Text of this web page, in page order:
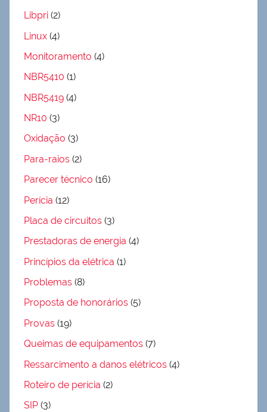
Libpri (2)
Linux (4)
Monitoramento (4)
NBR5410 (1)
NBR5419 (4)
NR10 (3)
Oxidação (3)
Para-raios (2)
Parecer técnico (16)
Perícia (12)
Placa de circuitos (3)
Prestadoras de energia (4)
Princípios da elétrica (1)
Problemas (8)
Proposta de honorários (5)
Provas (19)
Queimas de equipamentos (7)
Ressarcimento a danos elétricos (4)
Roteiro de perícia (2)
SIP (3)